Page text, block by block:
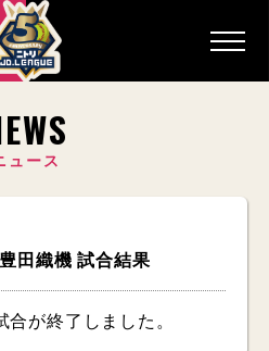
ュース
田織機 試合結果
が終了しました。